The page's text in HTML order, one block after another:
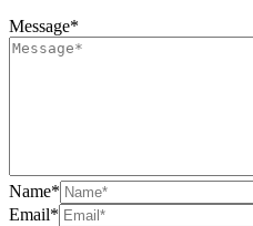
Message*
Name*
Email*